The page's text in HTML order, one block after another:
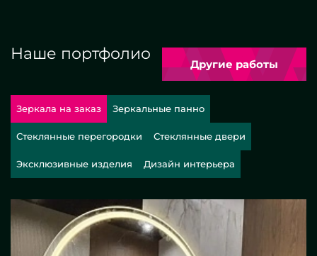
Наше портфолио
Другие работы
Зеркала на заказ Зеркальные панно
Стеклянные перегородки Стеклянные двери
Эксклюзивные изделия Дизайн интерьера